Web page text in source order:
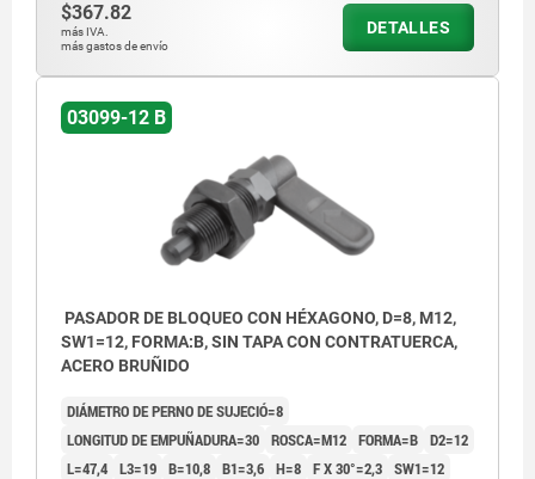
$367.82
más IVA.
más gastos de envío
DETALLES
03099-12 B
PASADOR DE BLOQUEO CON HÉXAGONO, D=8, M12,
SW1=12, FORMA:B, SIN TAPA CON CONTRATUERCA,
ACERO BRUÑIDO
DIÁMETRO DE PERNO DE SUJECIÓ=8
LONGITUD DE EMPUÑADURA=30 ROSCA=M12 FORMA=B D2=12
L=47,4 L3=19 B=10,8 B1=3,6 H=8 F X 30°=2,3 SW1=12